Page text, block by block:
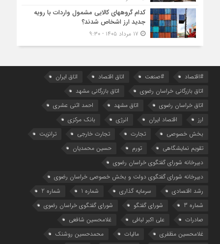
کدام گروههای کالایی مشمول واردات با رویه
جدید ارز اشخاص شدند؟
#اقتصاد #صنعت اتاق اقتصاد
اتاق ایران
اتاق بازرگانی خراسان رضوی
اتاق بازرگانی مشهد
اتاق خراسان رضوی
اتاق مشهد
احمد اثنی عشری
ارز
اقتصاد ایران انرژی
بانک مرکزی
بخش خصوصی
تجارت تجارت خارجی
ترانزیت
تقویم نمایشگاهی
تورم
حسین محمدیان
دبیرخانه شورای گفتگوی خراسان رضوی
دبیرخانه شورای گفتگوی دولت و بخش خصوصی خراسان رضوی
رشد اقتصادی
سرمایه گذاری شماره 1
شماره 2
شماره 3
شورای گفتگو
شورای گفتگوی خراسان رضوی
صادرات
علی اکبر لبافی
غلامحسین شافعی
غلامحسین مظفری
مالیات
محمدحسین روشنک